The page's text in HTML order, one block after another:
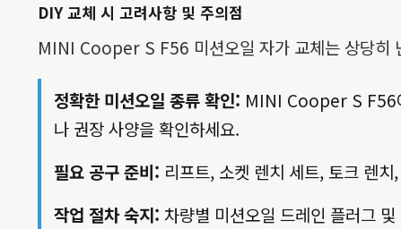
DIY 교체 시 고려사항 및 주의점
MINI Cooper S F56 미션오일 자가 교체는 상당히
정확한 미션오일 종류 확인: MINI Cooper S F56
나 권장 사양을 확인하세요.
필요 공구 준비: 리프트, 소켓 렌치 세트, 토크 렌
작업 절차 숙지: 차량별 미션오일 드레인 플러그